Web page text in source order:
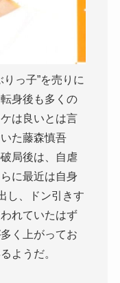
っ子”を売りに
身後も多くの
は良いとは言
た藤森慎吾
局後は、自虐
に最近は自身
し、ドン引きす
れていたはず
く上がってお
ようだ。